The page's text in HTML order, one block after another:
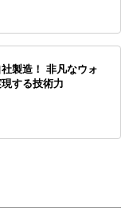
製造！ 非凡なウォ
する技術力